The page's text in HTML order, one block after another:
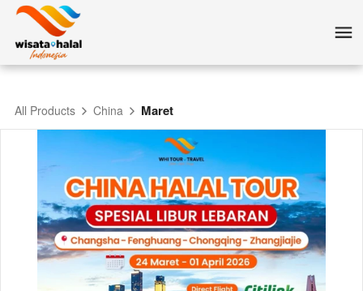
All Products China Maret